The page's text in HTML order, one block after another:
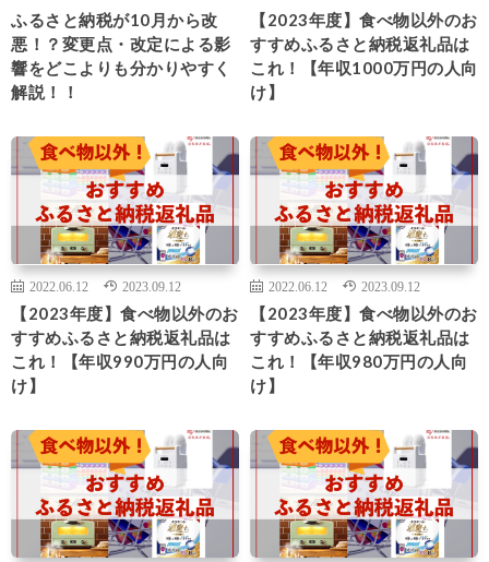
ふるさと納税が10月から改
悪！？変更点・改定による影
響をどこよりも分かりやすく
解説！！
【2023年度】食べ物以外のお
すすめふるさと納税返礼品は
これ！【年収1000万円の人向
け】
2022.06.12 2023.09.12
【2023年度】食べ物以外のお
すすめふるさと納税返礼品は
これ！【年収990万円の人向
け】
2022.06.12 2023.09.12
【2023年度】食べ物以外のお
すすめふるさと納税返礼品は
これ！【年収980万円の人向
け】